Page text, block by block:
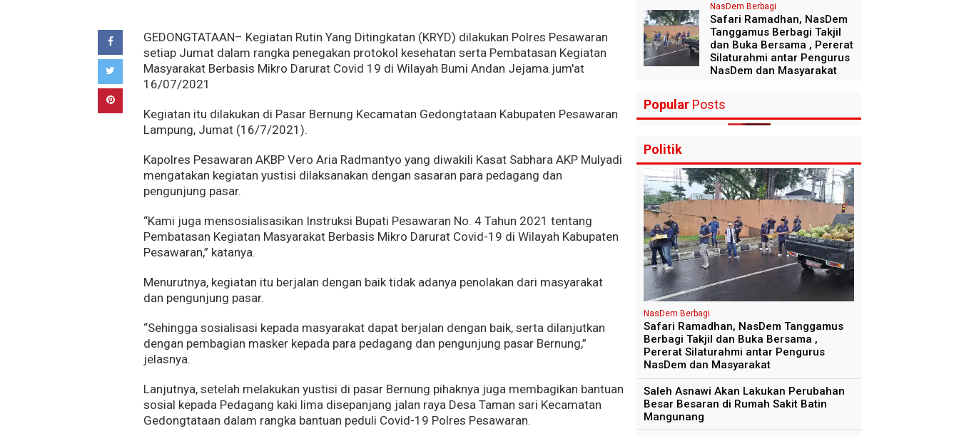
GEDONGTATAAN– Kegiatan Rutin Yang Ditingkatan (KRYD) dilakukan Polres Pesawaran
setiap Jumat dalam rangka penegakan protokol kesehatan serta Pembatasan Kegiatan
Masyarakat Berbasis Mikro Darurat Covid 19 di Wilayah Bumi Andan Jejama.jum'at
16/07/2021
Kegiatan itu dilakukan di Pasar Bernung Kecamatan Gedongtataan Kabupaten Pesawaran
Lampung, Jumat (16/7/2021).
Kapolres Pesawaran AKBP Vero Aria Radmantyo yang diwakili Kasat Sabhara AKP Mulyadi
mengatakan kegiatan yustisi dilaksanakan dengan sasaran para pedagang dan
pengunjung pasar.
“Kami juga mensosialisasikan Instruksi Bupati Pesawaran No. 4 Tahun 2021 tentang
Pembatasan Kegiatan Masyarakat Berbasis Mikro Darurat Covid-19 di Wilayah Kabupaten
Pesawaran,” katanya.
Menurutnya, kegiatan itu berjalan dengan baik tidak adanya penolakan dari masyarakat
dan pengunjung pasar.
“Sehingga sosialisasi kepada masyarakat dapat berjalan dengan baik, serta dilanjutkan
dengan pembagian masker kepada para pedagang dan pengunjung pasar Bernung,”
jelasnya.
Lanjutnya, setelah melakukan yustisi di pasar Bernung pihaknya juga membagikan bantuan
sosial kepada Pedagang kaki lima disepanjang jalan raya Desa Taman sari Kecamatan
Gedongtataan dalam rangka bantuan peduli Covid-19 Polres Pesawaran.
NasDem Berbagi
Safari Ramadhan, NasDem
Tanggamus Berbagi Takjil
dan Buka Bersama , Pererat
Silaturahmi antar Pengurus
NasDem dan Masyarakat
Popular Posts
Politik
NasDem Berbagi
Safari Ramadhan, NasDem Tanggamus
Berbagi Takjil dan Buka Bersama ,
Pererat Silaturahmi antar Pengurus
NasDem dan Masyarakat
Saleh Asnawi Akan Lakukan Perubahan
Besar Besaran di Rumah Sakit Batin
Mangunang